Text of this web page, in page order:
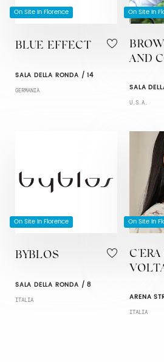
On Site In Florence
BLUE EFFECT
SALA DELLA RONDA / 14
GERMANIA
On Site In
AND
SALA
U.S.A.
On Site In Florence
BYBLOS
SALA DELLA RONDA / 8
ITALIA
On Site In
C'ERA
ARENA
ITALIA